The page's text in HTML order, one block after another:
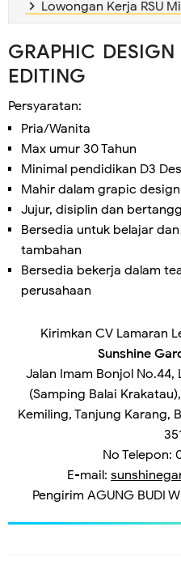
Lowongan Kerja RSU
GRAPHIC
EDITING
Persyaratan:
Pria/Wanita
Max umur 30 Tahun
Minimal pendidikan D3
Mahir dalam grapic
Jujur, disiplin dan
Bersedia untuk belajar
tambahan
Bersedia bekerja dalam
perusahaan
Kirimkan CV Lamaran
Sunshine
Jalan Imam Bonjol No.44,
(Samping Balai
Kemiling, Tanjung Karang,
No Telepon:
E-mail:
Pengirim AGUNG BUDI